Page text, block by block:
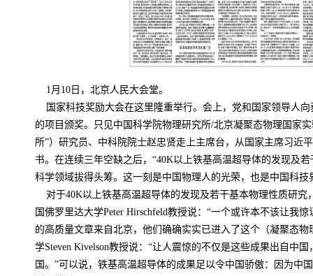
1月 10 日，北京人民大会堂。
国家科技奖励大会在这里隆重举行。会上，党和国家领导人向
的项目颁奖。只见中国科学院物理研究所/北京凝聚态物理国家
所”）研究员、中科院院士赵忠贤走上主席台，从国家主席习近
书。在连续三年空缺之后，“40K以上铁基高温超导体的发现及
科学领域拔得头筹。这一刻是中国物理人的光荣，也是中国科技
对于40K以上铁基高温超导体的发现及若干基本物理性质研究
国佛罗里达大学Peter Hirschfeld教授说：“一个或许本不该让我
的高质量文章来自北京，他们确确实实已进入了这个（凝聚态物
学Steven Kivelson教授说：“让人震惊的不仅是这些成果出自中
国。”可以说，铁基高温超导体的成果足以令中国骄傲：因为中